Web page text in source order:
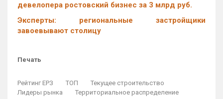
девелопера ростовский бизнес за 3 млрд руб.
Эксперты: региональные застройщики
завоевывают столицу
Печать
Рейтинг ЕРЗ ТОП
Текущее строительство
Лидеры рынка
Территориальное распределение